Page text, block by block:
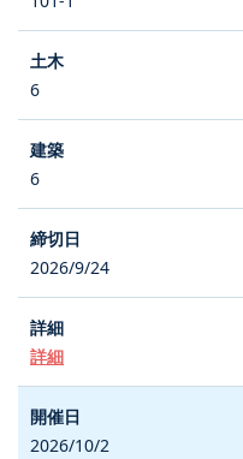
6
6
2026/9/24
詳細
2026/10/2